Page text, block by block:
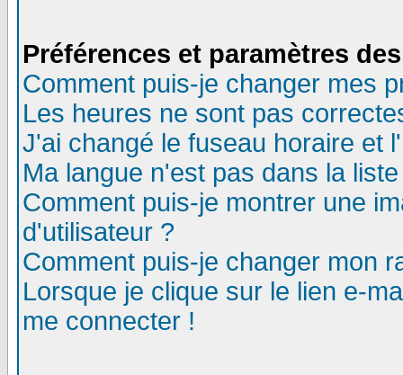
Préférences et paramètres
Comment puis-je changer mes
Les heures ne sont pas
J'ai changé le fuseau horaire et
Ma langue n'est pas dans la
Comment puis-je montrer une
d'utilisateur ?
Comment puis-je changer mon
Lorsque je clique sur le lien e-
me connecter !